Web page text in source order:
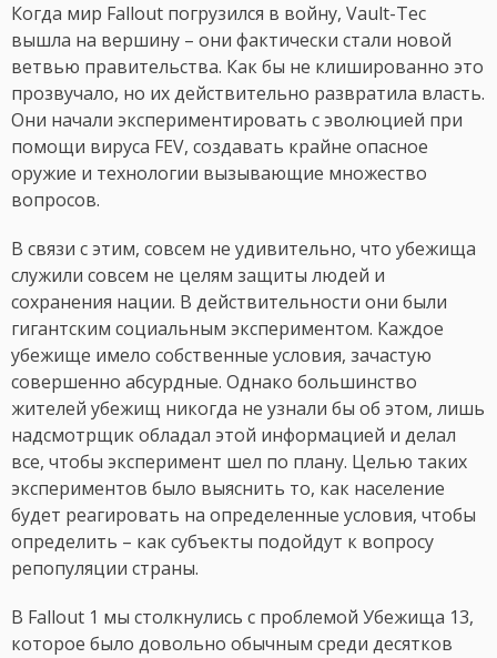
Когда мир Fallout погрузился в войну, Vault-Tec
вышла на вершину – они фактически стали новой
ветвью правительства. Как бы не клишированно это
прозвучало, но их действительно развратила власть.
Они начали экспериментировать с эволюцией при
помощи вируса FEV, создавать крайне опасное
оружие и технологии вызывающие множество
вопросов.
В связи с этим, совсем не удивительно, что убежища
служили совсем не целям защиты людей и
сохранения нации. В действительности они были
гигантским социальным экспериментом. Каждое
убежище имело собственные условия, зачастую
совершенно абсурдные. Однако большинство
жителей убежищ никогда не узнали бы об этом, лишь
надсмотрщик обладал этой информацией и делал
все, чтобы эксперимент шел по плану. Целью таких
экспериментов было выяснить то, как население
будет реагировать на определенные условия, чтобы
определить – как субъекты подойдут к вопросу
репопуляции страны.
В Fallout 1 мы столкнулись с проблемой Убежища 13,
которое было довольно обычным среди десятков